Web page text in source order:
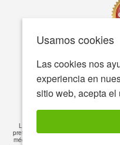
Usamos cookies
Las cookies nos
experiencia en
sitio web, acepta el
Accesibilidad
© Copyright 2001-2026
La información proporcionada en
pretende sustituir el consejo de su
médico específico. Siempre consulte